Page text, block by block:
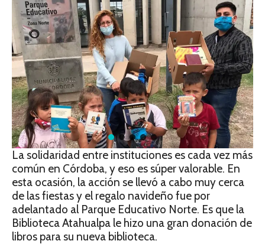
La solidaridad entre instituciones es cada vez más
común en Córdoba, y eso es súper valorable. En
esta ocasión, la acción se llevó a cabo muy cerca
de las fiestas y el regalo navideño fue por
adelantado al Parque Educativo Norte. Es que la
Biblioteca Atahualpa le hizo una gran donación de
libros para su nueva biblioteca.